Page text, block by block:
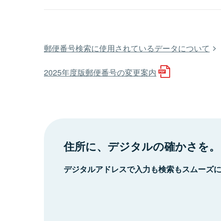
郵便番号検索に使用されているデータについて
2025年度版郵便番号の変更案内
住所に、デジタルの確かさを。
デジタルアドレスで入力も検索もスムーズ